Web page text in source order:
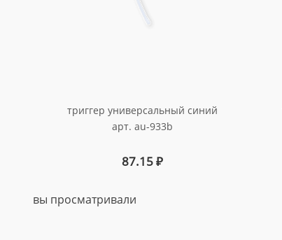
триггер универсальный синий
арт. au-933b
87.15₽
вы просматривали